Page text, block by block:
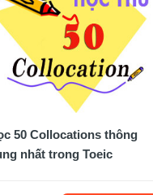
50 Collocations thông
nhất trong Toeic